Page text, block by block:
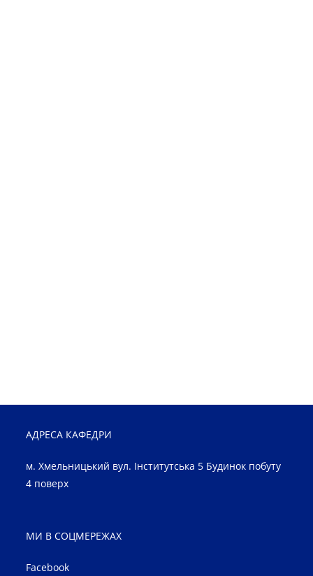
АДРЕСА КАФЕДРИ
м. Хмельницький вул. Інститутська 5 Будинок побуту
4 поверх
МИ В СОЦМЕРЕЖАХ
Facebook